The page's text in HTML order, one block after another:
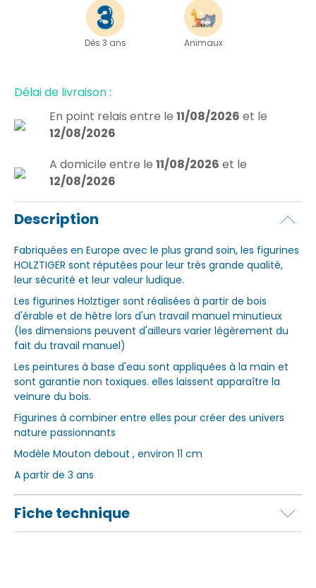
Dès 3 ans Animaux
Délai de livraison :
En point relais entre le 11/08/2026 et le
12/08/2026
A domicile entre le 11/08/2026 et le
12/08/2026
Description
Fabriquées en Europe avec le plus grand soin, les figurines
HOLZTIGER sont réputées pour leur très grande qualité,
leur sécurité et leur valeur ludique.
Les figurines Holztiger sont réalisées à partir de bois
d'érable et de hêtre lors d'un travail manuel minutieux
(les dimensions peuvent d'ailleurs varier légèrement du
fait du travail manuel)
Les peintures à base d'eau sont appliquées à la main et
sont garantie non toxiques. elles laissent apparaître la
veinure du bois.
Figurines à combiner entre elles pour créer des univers
nature passionnants
Modèle Mouton debout , environ 11 cm
A partir de 3 ans
Fiche technique